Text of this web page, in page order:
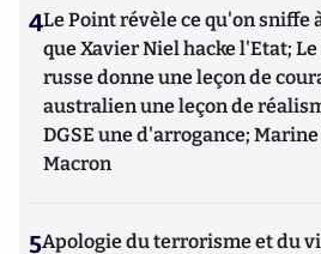
4Le Point révèle ce qu'on sniffe
que Xavier Niel hacke l'Etat;
russe donne une leçon de
australien une leçon de
DGSE une d'arrogance;
Macron
5Apologie du terrorisme et du